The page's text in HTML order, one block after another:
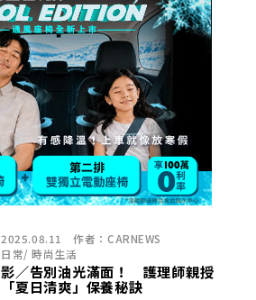
2025.08.11 作者： CARNEWS
日常/時尚生活
影／告別油光滿面！ 護理師親授
「夏日清爽」保養秘訣